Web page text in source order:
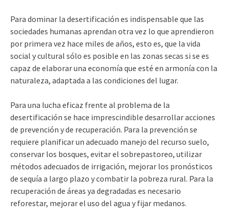
Para dominar la desertificación es indispensable que las
sociedades humanas aprendan otra vez lo que aprendieron
por primera vez hace miles de años, esto es, que la vida
social y cultural sólo es posible en las zonas secas si se es
capaz de elaborar una economía que esté en armonía con la
naturaleza, adaptada a las condiciones del lugar.
Para una lucha eficaz frente al problema de la
desertificación se hace imprescindible desarrollar acciones
de prevención y de recuperación. Para la prevención se
requiere planificar un adecuado manejo del recurso suelo,
conservar los bosques, evitar el sobrepastoreo, utilizar
métodos adecuados de irrigación, mejorar los pronósticos
de sequía a largo plazo y combatir la pobreza rural. Para la
recuperación de áreas ya degradadas es necesario
reforestar, mejorar el uso del agua y fijar medanos.